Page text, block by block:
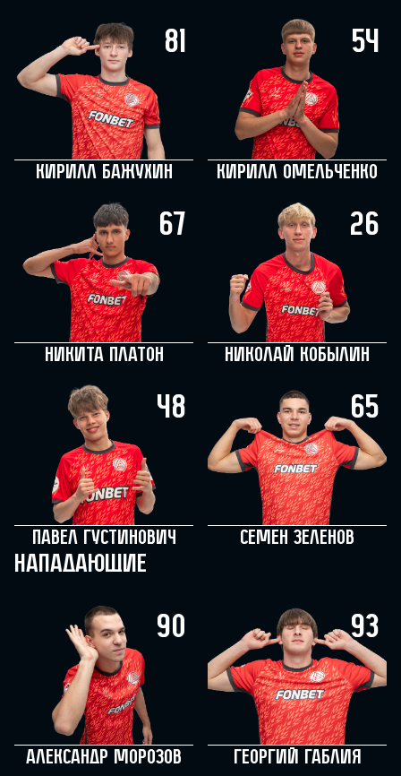
81
Кирилл Бажухин
54
Кирилл Омельченко
67
Никита Платон
26
Николай Кобылин
48
Павел Густинович
65
Семен Зеленов
Нападающие
90
Александр Морозов
93
Георгий Габлия